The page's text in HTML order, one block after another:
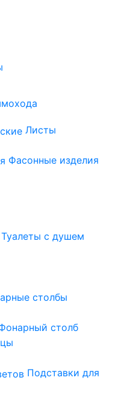
Листы
Фасонные изделия
Туалеты с душем
столбы
столб
Подставки для